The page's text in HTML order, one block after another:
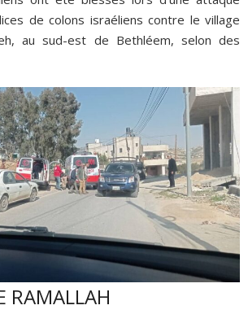
de colons israéliens contre le village
au sud-est de Bethléem, selon des
RAMALLAH